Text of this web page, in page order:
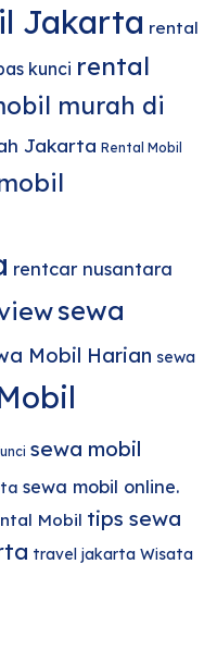
Jakarta rental
kunci rental
murah di
Jakarta Rental Mobil
rentcar nusantara
sewa
Mobil Harian sewa
sewa mobil
sewa mobil online.
Mobil tips sewa
travel jakarta Wisata